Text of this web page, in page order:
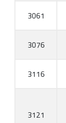
3061
3076
3116
3121